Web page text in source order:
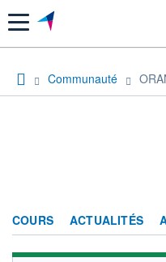
Menu
Communauté
COURS ACTUALITÉS